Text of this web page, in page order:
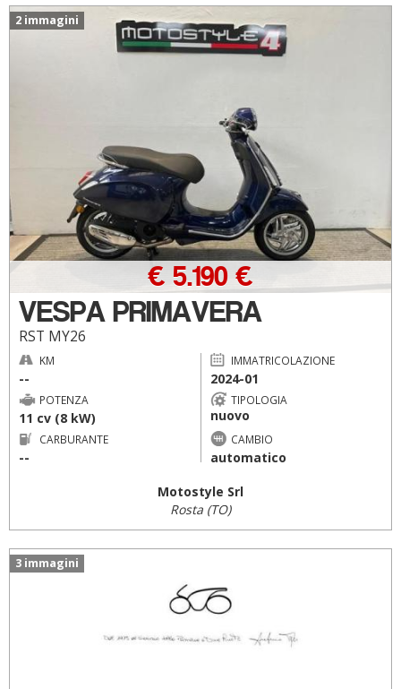
2 immagini
VESPA PRIMAVERA
RST MY26
€ 5.190 €
KM
--
IMMATRICOLAZIONE
2024-01
POTENZA
11 cv (8 kW)
TIPOLOGIA
nuovo
CARBURANTE
--
CAMBIO
automatico
Motostyle Srl
Rosta (TO)
3 immagini